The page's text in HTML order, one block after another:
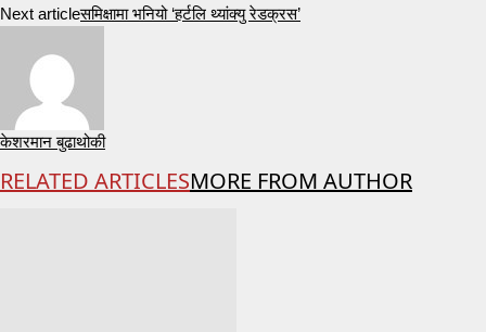
Next articleसमिक्षामा भनियो ‘हर्टलि थ्यांक्यु रेडक्रस’
केशरमान बुढाथोकी
RELATED ARTICLESMORE FROM AUTHOR